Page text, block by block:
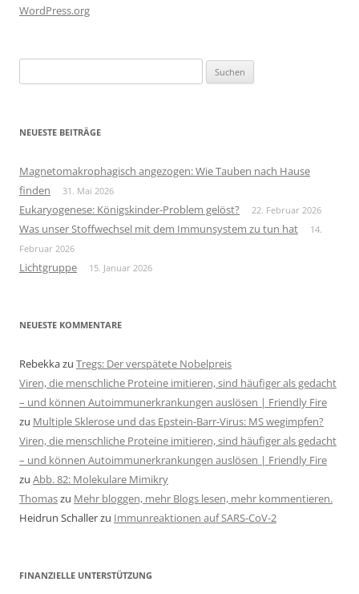
WordPress.org
nach:
NEUESTE BEITRÄGE
Magnetomakrophagisch angezogen: Wie Tauben nach Hause
finden
31. Mai 2026
Eukaryogenese: Königskinder-Problem gelöst? 22. Februar 2026
Was unser Stoffwechsel mit dem Immunsystem zu tun hat
14.
Februar 2026
Lichtgruppe 15. Januar 2026
NEUESTE KOMMENTARE
Rebekkazu Tregs: Der verspätete Nobelpreis
Viren, die menschliche Proteine imitieren, sind häufiger als gedacht
– und können Autoimmunerkrankungen auslösen | Friendly Fire
zu Multiple Sklerose und das Epstein-Barr-Virus: MS wegimpfen?
Viren, die menschliche Proteine imitieren, sind häufiger als gedacht
– und können Autoimmunerkrankungen auslösen | Friendly Fire
zu Abb. 82: Molekulare Mimikry
Thomaszu Mehr bloggen, mehr Blogs lesen, mehr kommentieren.
Heidrun Schallerzu Immunreaktionen auf SARS-CoV-2
FINANZIELLE UNTERSTÜTZUNG